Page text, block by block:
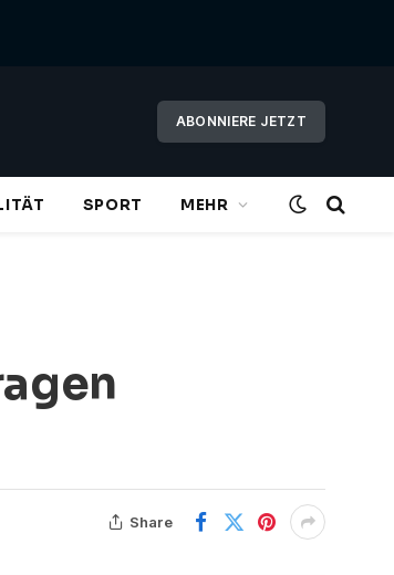
ABONNIERE JETZT
SPORT MEHR
Share